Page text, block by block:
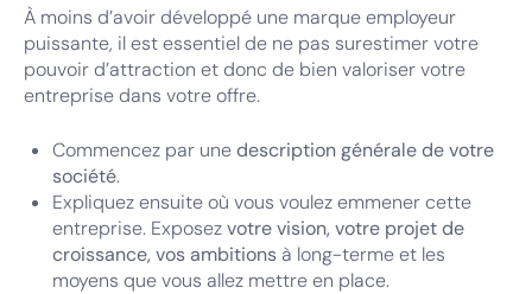
À moins d’avoir développé une marque employeur
puissante, il est essentiel de ne pas surestimer votre
pouvoir d’attraction et donc de bien valoriser votre
entreprise dans votre offre.
Commencez par unedescription générale de votre
société.
Expliquez ensuite où vous voulez emmener cette
entreprise. Exposezvotre vision, votre projet de
croissance, vos ambitionsà long-terme et les
moyens que vous allez mettre en place.